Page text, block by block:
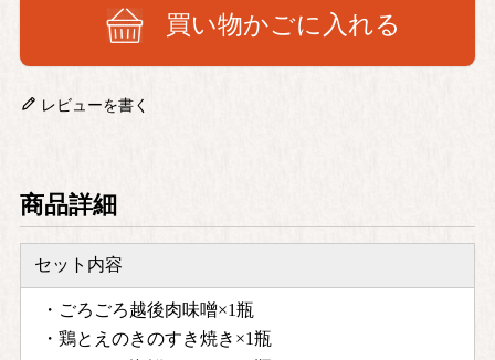
買い物かごに入れる
レビューを書く
商品詳細
セット内容
・ごろごろ越後肉味噌×1瓶
・鶏とえのきのすき焼き×1瓶